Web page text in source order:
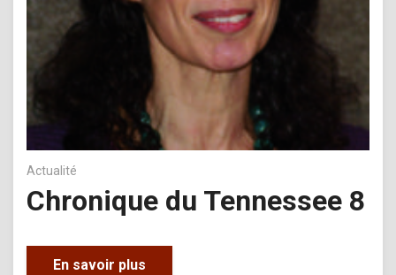
Actualité
Chronique du Tennessee 8
En savoir plus